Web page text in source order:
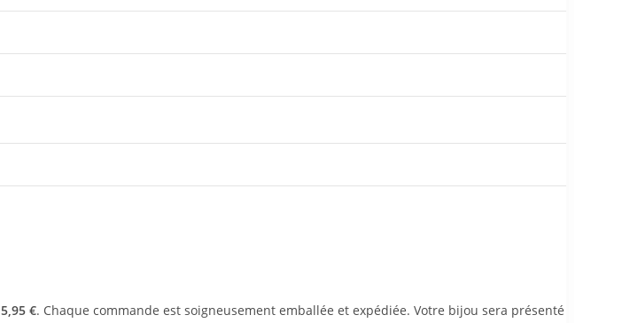
5,95 €. Chaque commande est soigneusement emballée et expédiée. Votre bijou sera présenté